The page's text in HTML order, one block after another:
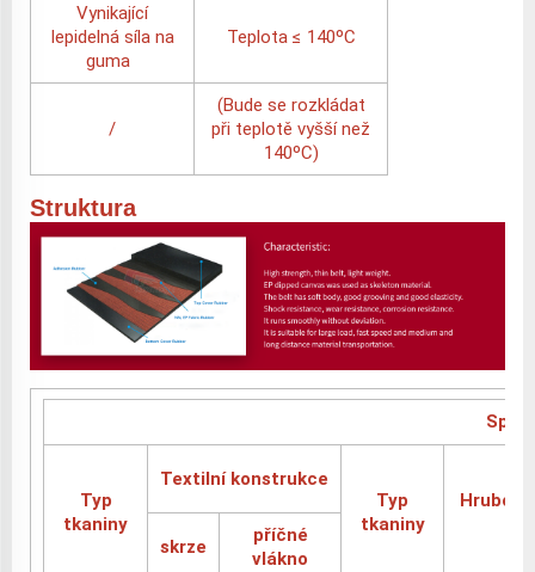
Vynikající
lepidelná síla na
guma
Teplota ≤ 140ºC
/
(Bude se rozkládat
při teplotě vyšší než
140ºC)
Struktura
Typ
tkaniny
Textilní konstrukce
Typ
tkaniny
Hrubost
skrze
příčné
vlákno